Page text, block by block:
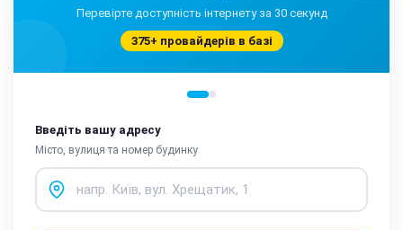
Перевірте доступність інтернету за 30 секунд
375+ провайдерів в базі
Введіть вашу адресу
Місто, вулиця та номер будинку